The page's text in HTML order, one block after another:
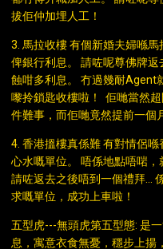
拔佢仲加埋人工！
3. 馬拉收樓 有個新婚夫婦喺
俾銀行利息。 請咗呢尊佛牌
蝕咁多利息。 冇過幾耐Agent
嚟拎鎖匙收樓啦！ 佢哋當然
件難事，而佢哋竟然提前一個
4. 香港搵樓真係難 有對情侶
心水嘅單位。 唔係地點唔啱，
請咗返去之後唔到一個禮拜…
求嘅單位，成功上車啦！
五型虎---無頭虎第五型態: 是
息，寓意衣食無憂，穩步上揚